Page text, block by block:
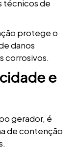
técnicos de
protege o
danos
corrosivos.
e
gerador, é
de contenção